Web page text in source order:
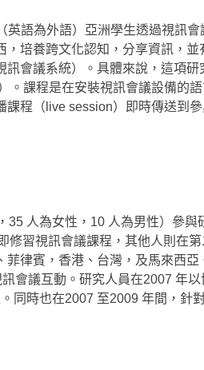
語為外語）亞洲學生透過視訊
培養跨文化認知，分享資訊，
會議系統）。具體來說，這項
課程是在安裝視訊會議設備的
程（live session）即時傳送到
人為女性，10 人為男性）參與
習視訊會議課程，其他人則在
律賓，香港、台灣，及馬來西
會議互動。研究人員在2007 年
同時也在2007 至2009 年間，針